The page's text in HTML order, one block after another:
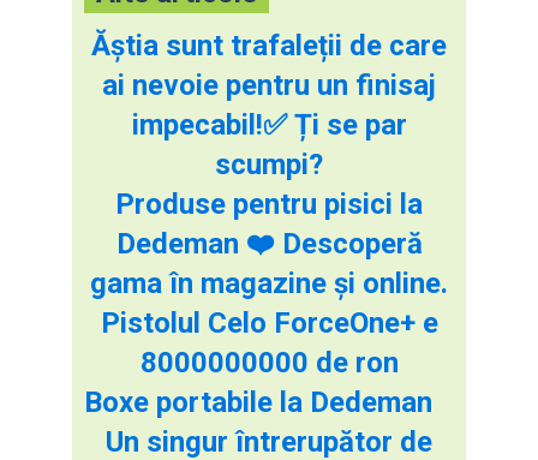
Ăștia sunt trafaleții de care
ai nevoie pentru un finisaj
impecabil!✅ Ți se par
scumpi?
Produse pentru pisici la
Dedeman ❤️ Descoperă
gama în magazine și online.
Pistolul Celo ForceOne+ e
8000000000 de ron
Boxe portabile la Dedeman
Un singur întrerupător de